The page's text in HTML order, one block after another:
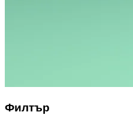
Филтър